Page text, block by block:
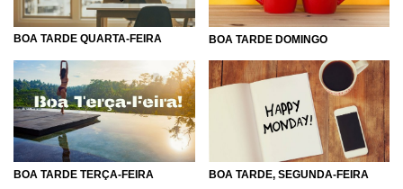
BOA TARDE QUARTA-FEIRA BOA TARDE DOMINGO
BOA TARDE TERÇA-FEIRA BOA TARDE, SEGUNDA-FEIRA